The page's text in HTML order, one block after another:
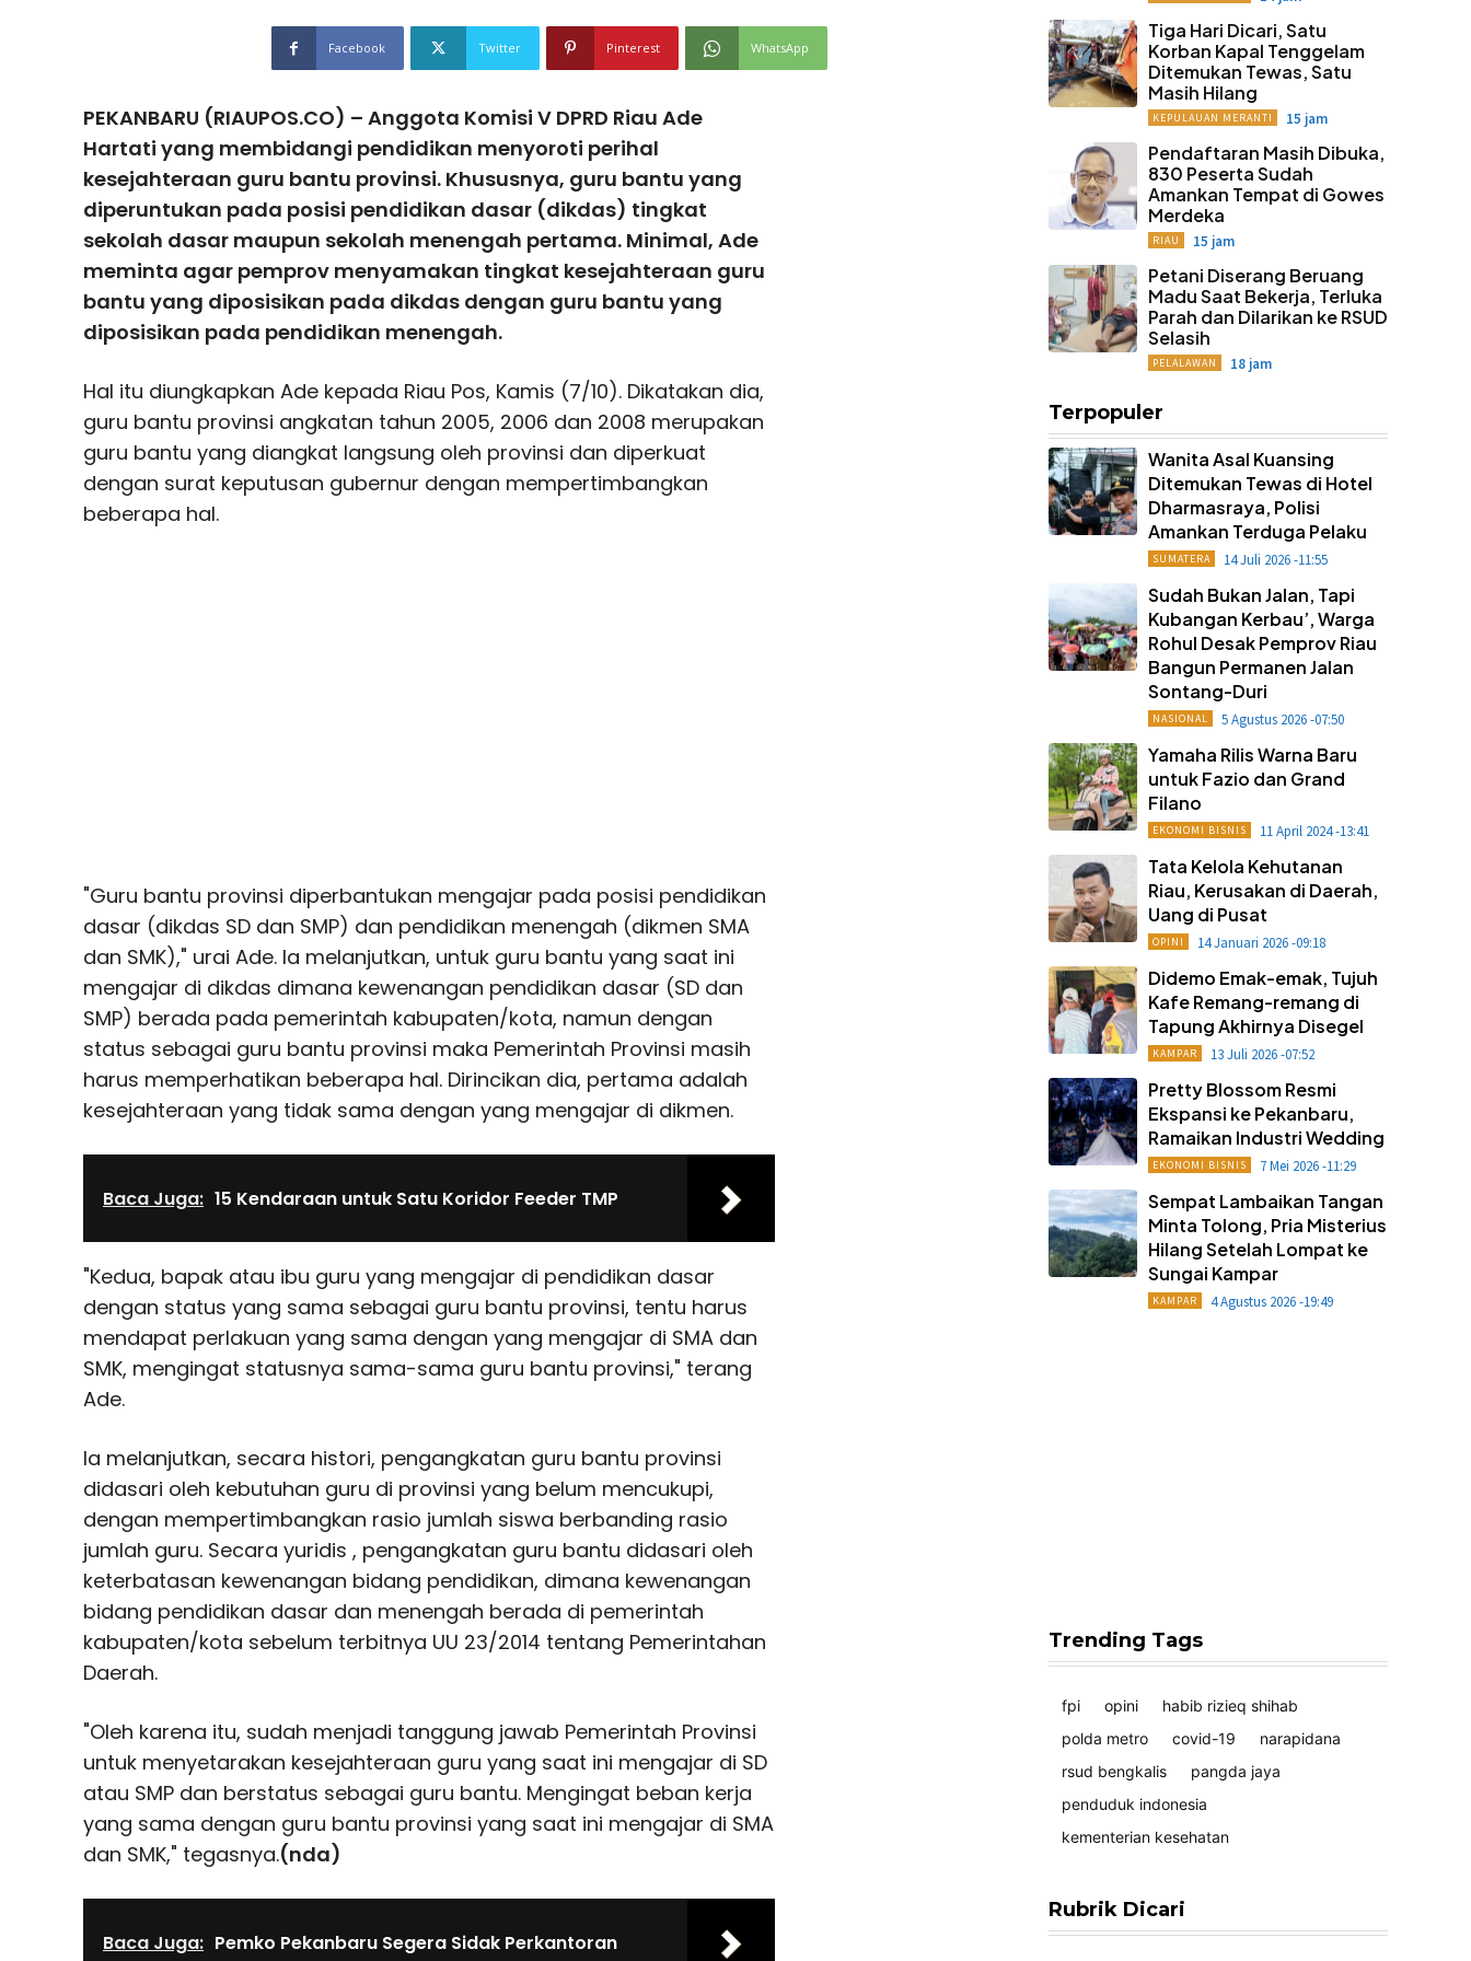
Facebook Twitter Pinterest WhatsApp
PEKANBARU (RIAUPOS.CO) – Anggota Komisi V DPRD Riau Ade
Hartati yang membidangi pendidikan menyoroti perihal
kesejahteraan guru bantu provinsi. Khususnya, guru bantu yang
diperuntukan pada posisi pendidikan dasar (dikdas) tingkat
sekolah dasar maupun sekolah menengah pertama. Minimal, Ade
meminta agar pemprov menyamakan tingkat kesejahteraan guru
bantu yang diposisikan pada dikdas dengan guru bantu yang
diposisikan pada pendidikan menengah.
Hal itu diungkapkan Ade kepada Riau Pos, Kamis (7/10). Dikatakan dia,
guru bantu provinsi angkatan tahun 2005, 2006 dan 2008 merupakan
guru bantu yang diangkat langsung oleh provinsi dan diperkuat
dengan surat keputusan gubernur dengan mempertimbangkan
beberapa hal.
"Guru bantu provinsi diperbantukan mengajar pada posisi pendidikan
dasar (dikdas SD dan SMP) dan pendidikan menengah (dikmen SMA
dan SMK)," urai Ade. Ia melanjutkan, untuk guru bantu yang saat ini
mengajar di dikdas dimana kewenangan pendidikan dasar (SD dan
SMP) berada pada pemerintah kabupaten/kota, namun dengan
status sebagai guru bantu provinsi maka Pemerintah Provinsi masih
harus memperhatikan beberapa hal. Dirincikan dia, pertama adalah
kesejahteraan yang tidak sama dengan yang mengajar di dikmen.
Baca Juga: 15 Kendaraan untuk Satu Koridor Feeder TMP
"Kedua, bapak atau ibu guru yang mengajar di pendidikan dasar
dengan status yang sama sebagai guru bantu provinsi, tentu harus
mendapat perlakuan yang sama dengan yang mengajar di SMA dan
SMK, mengingat statusnya sama-sama guru bantu provinsi," terang
Ade.
Ia melanjutkan, secara histori, pengangkatan guru bantu provinsi
didasari oleh kebutuhan guru di provinsi yang belum mencukupi,
dengan mempertimbangkan rasio jumlah siswa berbanding rasio
jumlah guru. Secara yuridis , pengangkatan guru bantu didasari oleh
keterbatasan kewenangan bidang pendidikan, dimana kewenangan
bidang pendidikan dasar dan menengah berada di pemerintah
kabupaten/kota sebelum terbitnya UU 23/2014 tentang Pemerintahan
Daerah.
"Oleh karena itu, sudah menjadi tanggung jawab Pemerintah Provinsi
untuk menyetarakan kesejahteraan guru yang saat ini mengajar di SD
atau SMP dan berstatus sebagai guru bantu. Mengingat beban kerja
yang sama dengan guru bantu provinsi yang saat ini mengajar di SMA
dan SMK," tegasnya.(nda)
Baca Juga: Pemko Pekanbaru Segera Sidak Perkantoran
Tiga Hari Dicari, Satu
Korban Kapal Tenggelam
Ditemukan Tewas, Satu
Masih Hilang
KEPULAUAN MERANTI 15 jam
Pendaftaran Masih Dibuka,
830 Peserta Sudah
Amankan Tempat di Gowes
Merdeka
RIAU 15 jam
Petani Diserang Beruang
Madu Saat Bekerja, Terluka
Parah dan Dilarikan ke RSUD
Selasih
PELALAWAN 18 jam
Terpopuler
Wanita Asal Kuansing
Ditemukan Tewas di Hotel
Dharmasraya, Polisi
Amankan Terduga Pelaku
SUMATERA 14 Juli 2026 -11:55
Sudah Bukan Jalan, Tapi
Kubangan Kerbau’, Warga
Rohul Desak Pemprov Riau
Bangun Permanen Jalan
Sontang-Duri
NASIONAL 5 Agustus 2026 -07:50
Yamaha Rilis Warna Baru
untuk Fazio dan Grand
Filano
EKONOMI BISNIS 11 April 2024 -13:41
Tata Kelola Kehutanan
Riau, Kerusakan di Daerah,
Uang di Pusat
OPINI 14 Januari 2026 -09:18
Didemo Emak-emak, Tujuh
Kafe Remang-remang di
Tapung Akhirnya Disegel
KAMPAR 13 Juli 2026 -07:52
Pretty Blossom Resmi
Ekspansi ke Pekanbaru,
Ramaikan Industri Wedding
EKONOMI BISNIS 7 Mei 2026 -11:29
Sempat Lambaikan Tangan
Minta Tolong, Pria Misterius
Hilang Setelah Lompat ke
Sungai Kampar
KAMPAR 4 Agustus 2026 -19:49
Trending Tags
fpi opini
habib rizieq shihab
polda metro
covid-19
narapidana
rsud bengkalis
pangda jaya
penduduk indonesia
kementerian kesehatan
Rubrik Dicari